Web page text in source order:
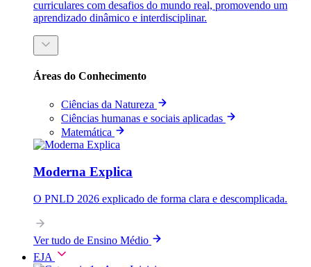
curriculares com desafios do mundo real, promovendo um
aprendizado dinâmico e interdisciplinar.
Áreas do Conhecimento
Ciências da Natureza
Ciências humanas e sociais aplicadas
Matemática
Moderna Explica
O PNLD 2026 explicado de forma clara e descomplicada.
Ver tudo de Ensino Médio
EJA